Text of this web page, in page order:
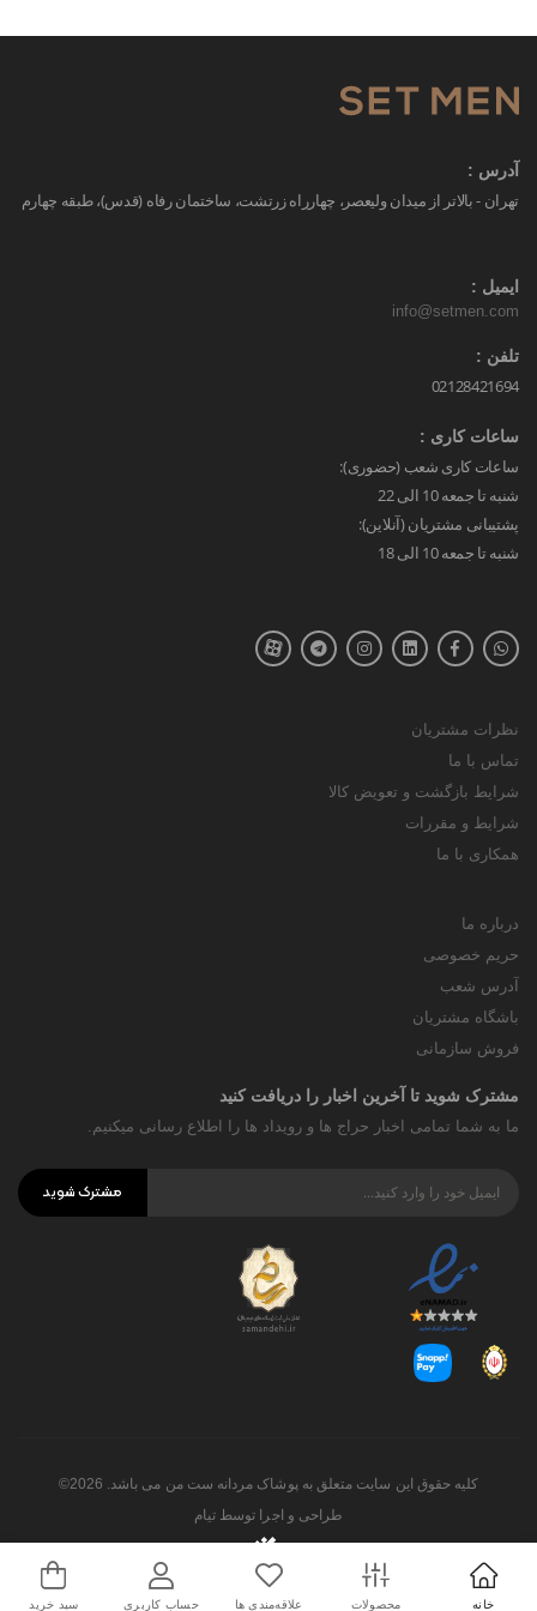
آدرس :
تهران - بالاتر از میدان ولیعصر، چهارراه زرتشت، ساختمان رفاه (قدس)، طبقه چهارم
ایمیل :
info@setmen.com
تلفن :
02128421694
ساعات کاری :
ساعات کاری شعب (حضوری):
شنبه تا جمعه 10 الی 22
پشتیبانی مشتریان (آنلاین):
شنبه تا جمعه 10 الی 18
نظرات مشتریان
تماس با ما
شرایط بازگشت و تعویض کالا
شرایط و مقررات
همکاری با ما
درباره ما
حریم خصوصی
آدرس شعب
باشگاه مشتریان
فروش سازمانی
مشترک شوید تا آخرین اخبار را دریافت کنید
ما به شما تمامی اخبار حراج ها و رویداد ها را اطلاع رسانی میکنیم.
مشترک شوید
کلیه حقوق این سایت متعلق به پوشاک مردانه ست من می باشد. 2026©
طراحی و اجرا توسط تیام
خانه محصولات علاقه‌مندی ها حساب کاربری سبد خرید